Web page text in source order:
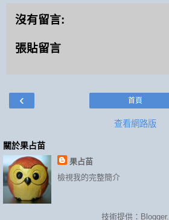
沒有留言:
張貼留言
‹ 首頁
查看網路版
關於果占苗
果占苗
檢視我的完整簡介
技術提供： Blogger.